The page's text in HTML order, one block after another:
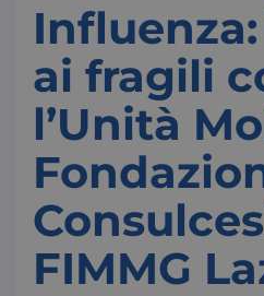
ai fragili
l’Unità
FIMMG